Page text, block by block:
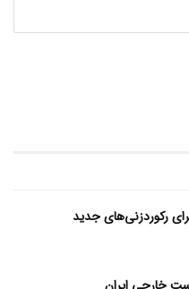
رکوردزنی‌های جدید